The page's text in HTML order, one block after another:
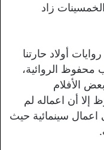
وفي نهاية الخمسينات زاد
أولاد حارتنا
محفوظ الروائية،
الأفلام
إلا أن اعماله لم
اعمال سينمائية حيث